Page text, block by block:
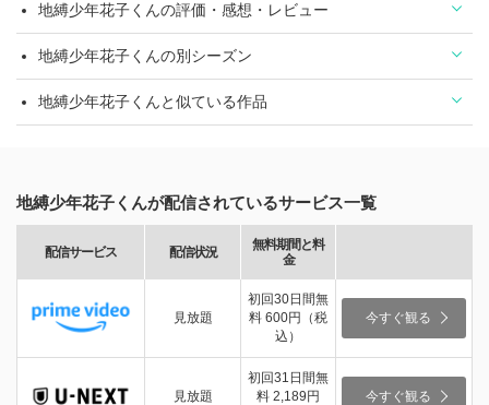
地縛少年花子くんの評価・感想・レビュー
地縛少年花子くんの別シーズン
地縛少年花子くんと似ている作品
地縛少年花子くんが配信されているサービス一覧
配信サービス 配信状況
無料期間と料
金
見放題
初回30日間無
料 600円（税
込）
今すぐ観る
見放題
初回31日間無
料 2,189円
今すぐ観る